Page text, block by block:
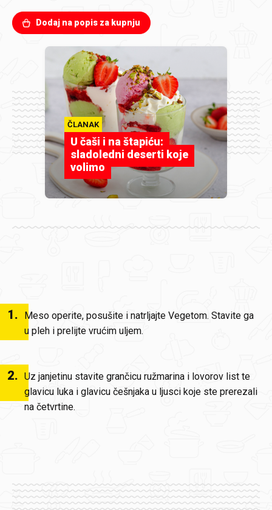
Dodaj na popis za kupnju
ČLANAK
U čaši i na štapiću:
sladoledni deserti koje
volimo
1.
Meso operite, posušite i natrljajte Vegetom. Stavite ga
u pleh i prelijte vrućim uljem.
2. Uz janjetinu stavite grančicu ružmarina i lovorov list te
glavicu luka i glavicu češnjaka u ljusci koje ste prerezali
na četvrtine.